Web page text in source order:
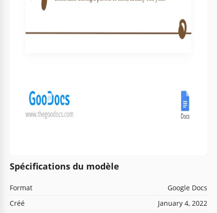
Spécifications du modèle
Format
Google Docs
Créé
January 4, 2022